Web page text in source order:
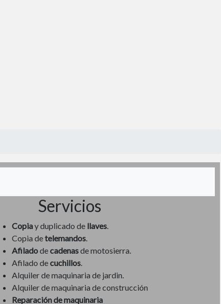
Servicios
Copiay duplicado de llaves.
Copia detelemandos.
Afiladodecadenasde motosierra.
Afilado decuchillos.
Alquiler de maquinaria de jardin.
Alquiler de maquinaria de construcción
Reparación de maquinaria